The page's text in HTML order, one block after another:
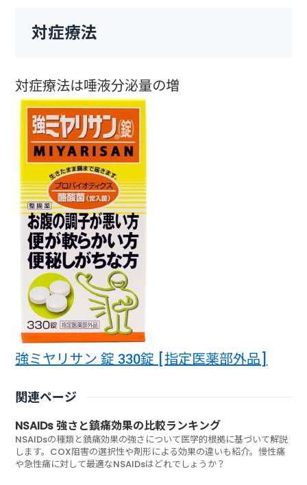
対症療法
対症療法は唾液分泌量の増
強ミヤリサン 錠 330錠 [指定医薬部外品]
関連ページ
NSAIDs 強さと鎮痛効果の比較ランキング
NSAIDsの種類と鎮痛効果の強さについて医学的根拠に基づいて解説
します。COX阻害の選択性や剤形による効果の違いも紹介。慢性痛
や急性痛に対して最適なNSAIDsはどれでしょうか？